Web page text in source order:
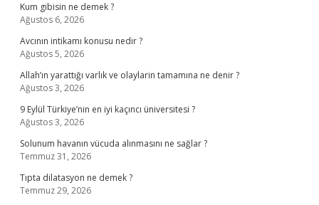
Kum gibisin ne demek ?
Ağustos 6, 2026
Avcının intikamı konusu nedir ?
Ağustos 5, 2026
Allah’ın yarattığı varlık ve olaylarin tamamına ne denir ?
Ağustos 3, 2026
9 Eylül Türkiye’nin en iyi kaçıncı üniversitesi ?
Ağustos 3, 2026
Solunum havanın vücuda alınmasını ne sağlar ?
Temmuz 31, 2026
Tıpta dilatasyon ne demek ?
Temmuz 29, 2026